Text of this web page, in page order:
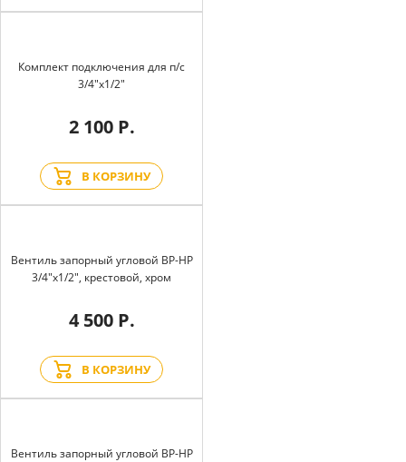
Комплект подключения для п/с
3/4"х1/2"
2 100 Р.
В КОРЗИНУ
Вентиль запорный угловой BP-HP
3/4"х1/2", крестовой, хром
4 500 Р.
В КОРЗИНУ
Вентиль запорный угловой BP-HP